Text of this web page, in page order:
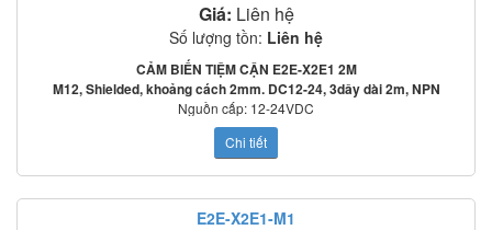
Giá: Liên hệ
Số lượng tồn: Liên hệ
CẢM BIẾN TIỆM CẬN E2E-X2E1 2M
M12, Shielded, khoảng cách 2mm. DC12-24, 3dây dài 2m, NPN
Nguồn cấp: 12-24VDC
Tần số đáp ứng: 2000Hz
Mạch bảo vệ: Ngược cực cấp nguồn, quá áp tức thời, ngắn mạch ngõ ra
Nhiệt độ làm việc: -25
Tiêu chuẩn: IEC60529: IP67
Cảm biến tiệp cận E2E-X2ME1 2M:
Chi tiết
E2E-X2E1-M1